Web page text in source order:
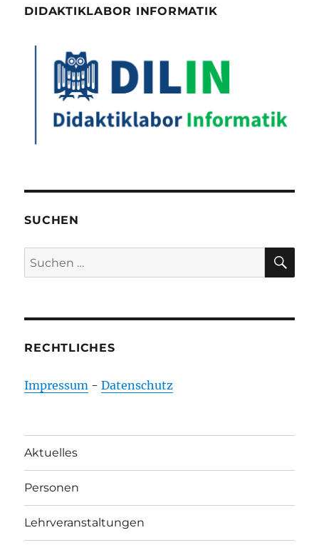
DIDAKTIKLABOR INFORMATIK
SUCHEN
Suchen
nach:
RECHTLICHES
Impressum -Datenschutz
Aktuelles
Personen
Lehrveranstaltungen